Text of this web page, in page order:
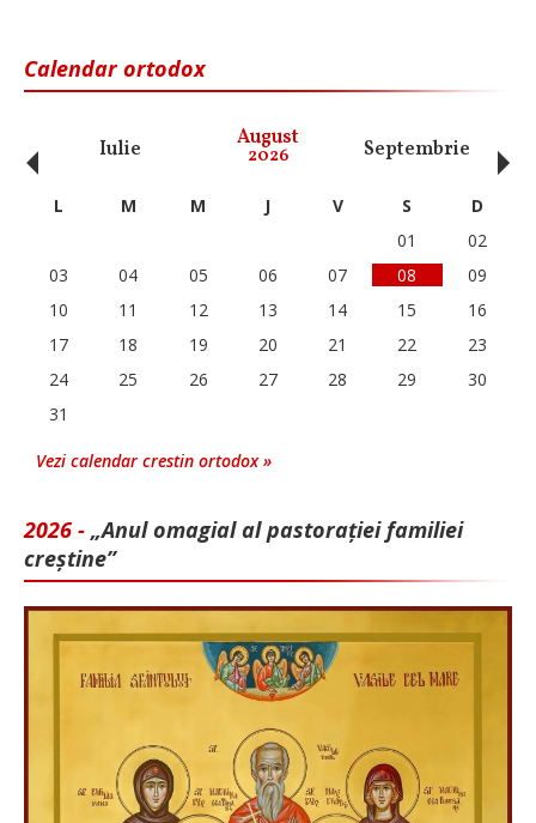
Calendar ortodox
Iulie August
2026 Septembrie
‹ L M M J V S
D
01
02
03
04 05 06 07 08
09
10
11 12 13 14 15
16
17
18 19 20 21 22
23
24
25 26 27 28 29
30
31
Vezi calendar crestin ortodox »
2026 - „Anul omagial al pastorației familiei
creștine”